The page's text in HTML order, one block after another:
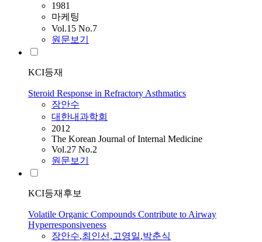
1981
마케팅
Vol.15 No.7
원문보기
KCI등재
Steroid Response in Refractory Asthmatics
장안수
대한내과학회
2012
The Korean Journal of Internal Medicine
Vol.27 No.2
원문보기
KCI등재후보
Volatile Organic Compounds Contribute to Airway
Hyperresponsiveness
장안수,최인선,고영일,박춘식